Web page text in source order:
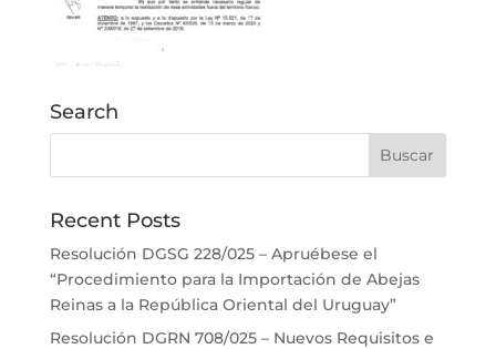
Search
Recent Posts
Resolución DGSG 228/025 – Apruébese el
“Procedimiento para la Importación de Abejas
Reinas a la República Oriental del Uruguay”
Resolución DGRN 708/025 – Nuevos Requisitos e